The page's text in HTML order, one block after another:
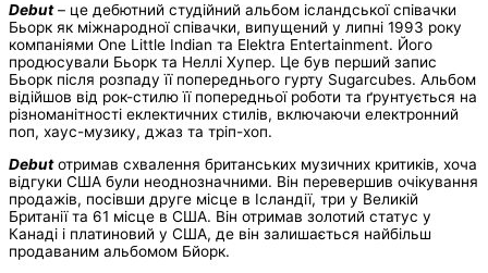
Debut– це дебютний студійний альбом ісландської співачки
Бьорк як міжнародної співачки, випущений у липні 1993 року
компаніями One Little Indian та Elektra Entertainment. Його
продюсували Бьорк та Неллі Хупер. Це був перший запис
Бьорк після розпаду її попереднього гурту Sugarcubes. Альбом
відійшов від рок-стилю її попередньої роботи та ґрунтується на
різноманітності еклектичних стилів, включаючи електронний
поп, хаус-музику, джаз та тріп-хоп.
Debutотримав схвалення британських музичних критиків, хоча
відгуки США були неоднозначними. Він перевершив очікування
продажів, посівши друге місце в Ісландії, три у Великій
Британії та 61 місце в США. Він отримав золотий статус у
Канаді і платиновий у США, де він залишається найбільш
продаваним альбомом Бйорк.